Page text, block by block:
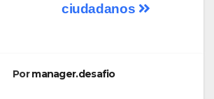
ciudadanos
Pormanager.desafio